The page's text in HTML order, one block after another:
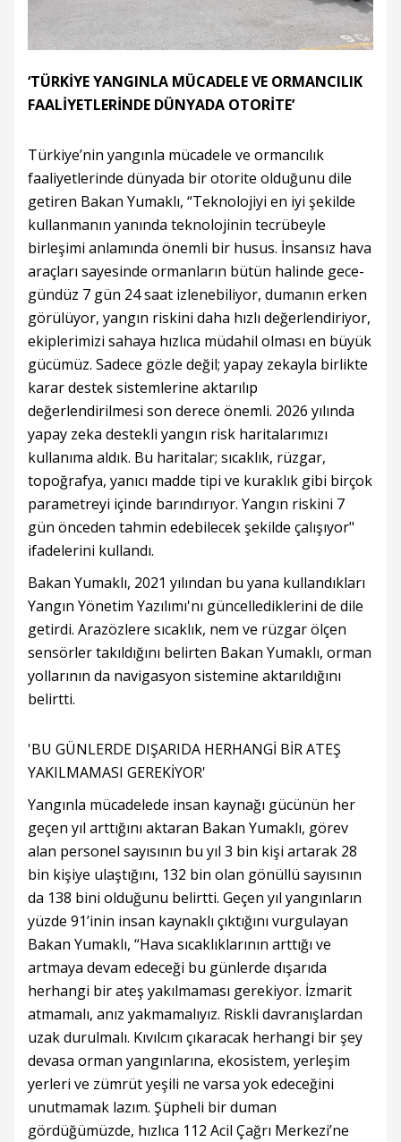
‘TÜRKİYE YANGINLA MÜCADELE VE ORMANCILIK
FAALİYETLERİNDE DÜNYADA OTORİTE’
Türkiye’nin yangınla mücadele ve ormancılık
faaliyetlerinde dünyada bir otorite olduğunu dile
getiren Bakan Yumaklı, “Teknolojiyi en iyi şekilde
kullanmanın yanında teknolojinin tecrübeyle
birleşimi anlamında önemli bir husus. İnsansız hava
araçları sayesinde ormanların bütün halinde gece-
gündüz 7 gün 24 saat izlenebiliyor, dumanın erken
görülüyor, yangın riskini daha hızlı değerlendiriyor,
ekiplerimizi sahaya hızlıca müdahil olması en büyük
gücümüz. Sadece gözle değil; yapay zekayla birlikte
karar destek sistemlerine aktarılıp
değerlendirilmesi son derece önemli. 2026 yılında
yapay zeka destekli yangın risk haritalarımızı
kullanıma aldık. Bu haritalar; sıcaklık, rüzgar,
topoğrafya, yanıcı madde tipi ve kuraklık gibi birçok
parametreyi içinde barındırıyor. Yangın riskini 7
gün önceden tahmin edebilecek şekilde çalışıyor"
ifadelerini kullandı.
Bakan Yumaklı, 2021 yılından bu yana kullandıkları
Yangın Yönetim Yazılımı'nı güncellediklerini de dile
getirdi. Arazözlere sıcaklık, nem ve rüzgar ölçen
sensörler takıldığını belirten Bakan Yumaklı, orman
yollarının da navigasyon sistemine aktarıldığını
belirtti.
'BU GÜNLERDE DIŞARIDA HERHANGİ BİR ATEŞ
YAKILMAMASI GEREKİYOR'
Yangınla mücadelede insan kaynağı gücünün her
geçen yıl arttığını aktaran Bakan Yumaklı, görev
alan personel sayısının bu yıl 3 bin kişi artarak 28
bin kişiye ulaştığını, 132 bin olan gönüllü sayısının
da 138 bini olduğunu belirtti. Geçen yıl yangınların
yüzde 91’inin insan kaynaklı çıktığını vurgulayan
Bakan Yumaklı, “Hava sıcaklıklarının arttığı ve
artmaya devam edeceği bu günlerde dışarıda
herhangi bir ateş yakılmaması gerekiyor. İzmarit
atmamalı, anız yakmamalıyız. Riskli davranışlardan
uzak durulmalı. Kıvılcım çıkaracak herhangi bir şey
devasa orman yangınlarına, ekosistem, yerleşim
yerleri ve zümrüt yeşili ne varsa yok edeceğini
unutmamak lazım. Şüpheli bir duman
gördüğümüzde, hızlıca 112 Acil Çağrı Merkezi’ne